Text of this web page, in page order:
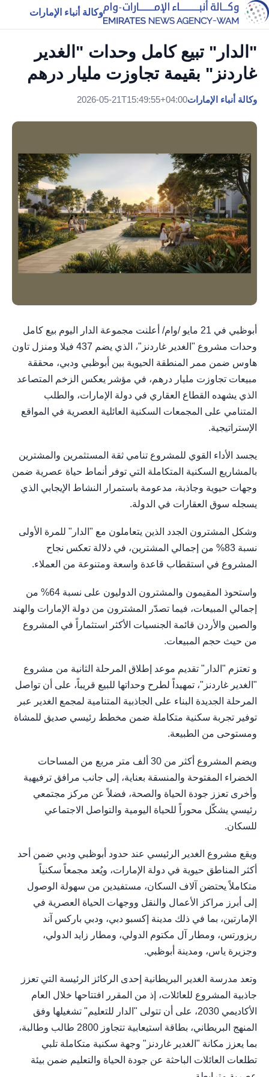
وكالة أنباء الإمارات
"الدار" تبيع كامل وحدات "الغدير
غاردنز" بقيمة تجاوزت مليار درهم
وكالة أنباء الإمارات2026-05-21T15:49:55+04:00
أبوظبي في 21 مايو /وام/ أعلنت مجموعة الدار اليوم بيع كامل
وحدات مشروع "الغدير غاردنز"، الذي يضم 437 فيلا ومنزل تاون
هاوس ضمن ممر المنطقة الحيوية بين أبوظبي ودبي، محققة
مبيعات تجاوزت مليار درهم، في مؤشر يعكس الزخم المتصاعد
الذي يشهده القطاع العقاري في دولة الإمارات، والطلب
المتنامي على المجمعات السكنية العائلية العصرية في المواقع
الإستراتيجية.
يجسد الأداء القوي للمشروع تنامي ثقة المستثمرين والمشترين
بالمشاريع السكنية المتكاملة التي توفر أنماط حياة عصرية ضمن
وجهات حيوية وجاذبة، مدعومة باستمرار النشاط الإيجابي الذي
يسجله سوق العقارات في الدولة.
وشكل المشترون الجدد الذين يتعاملون مع "الدار" للمرة الأولى
نسبة 83% من إجمالي المشترين، في دلالة تعكس نجاح
المشروع في استقطاب قاعدة واسعة ومتنوعة من العملاء.
واستحوذ المقيمون والمشترون الدوليون على نسبة 64% من
إجمالي المبيعات، فيما تصدّر المشترون من دولة الإمارات والهند
والصين والأردن قائمة الجنسيات الأكثر استثماراً في المشروع
من حيث حجم المبيعات.
و تعتزم "الدار" تقديم موعد إطلاق المرحلة الثانية من مشروع
"الغدير غاردنز"، تمهيداً لطرح وحداتها للبيع قريباً، على أن تواصل
المرحلة الجديدة البناء على الجاذبية المتنامية لمجمع الغدير عبر
توفير تجربة سكنية متكاملة ضمن مخطط رئيسي صديق للمشاة
ومستوحى من الطبيعة.
ويضم المشروع أكثر من 30 ألف متر مربع من المساحات
الخضراء المفتوحة والمنسقة بعناية، إلى جانب مرافق ترفيهية
وأخرى تعزز جودة الحياة والصحة، فضلاً عن مركز مجتمعي
رئيسي يشكّل محوراً للحياة اليومية والتواصل الاجتماعي
للسكان.
ويقع مشروع الغدير الرئيسي عند حدود أبوظبي ودبي ضمن أحد
أكثر المناطق حيوية في دولة الإمارات، ويُعد مجمعاً سكنياً
متكاملاً يحتضن آلاف السكان، مستفيدين من سهولة الوصول
إلى أبرز مراكز الأعمال والنقل ووجهات الحياة العصرية في
الإمارتين، بما في ذلك مدينة إكسبو دبي، ودبي باركس آند
ريزورتس، ومطار آل مكتوم الدولي، ومطار زايد الدولي،
وجزيرة ياس، ومدينة أبوظبي.
وتعد مدرسة الغدير البريطانية إحدى الركائز الرئيسة التي تعزز
جاذبية المشروع للعائلات، إذ من المقرر افتتاحها خلال العام
الأكاديمي 2030، على أن تتولى "الدار للتعليم" تشغيلها وفق
المنهج البريطاني، بطاقة استيعابية تتجاوز 2800 طالب وطالبة،
بما يعزز مكانة "الغدير غاردنز" وجهة سكنية متكاملة تلبي
تطلعات العائلات الباحثة عن جودة الحياة والتعليم ضمن بيئة